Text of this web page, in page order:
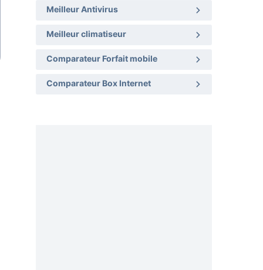
Meilleur Antivirus
Meilleur climatiseur
Comparateur Forfait mobile
Comparateur Box Internet